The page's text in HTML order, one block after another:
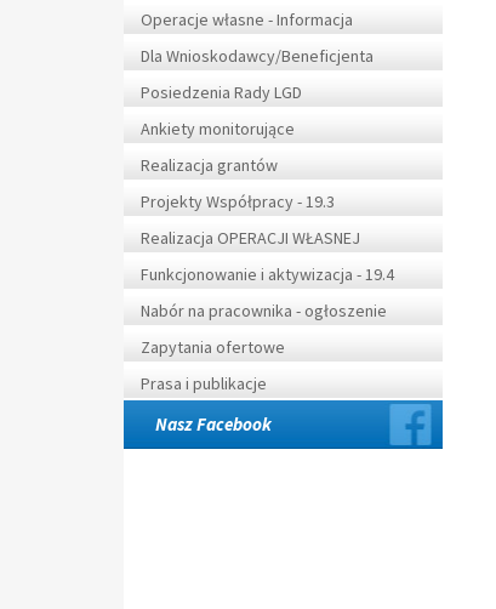
Operacje własne - Informacja
Dla Wnioskodawcy/Beneficjenta
Posiedzenia Rady LGD
Ankiety monitorujące
Realizacja grantów
Projekty Współpracy - 19.3
Realizacja OPERACJI WŁASNEJ
Funkcjonowanie i aktywizacja - 19.4
Nabór na pracownika - ogłoszenie
Zapytania ofertowe
Prasa i publikacje
Nasz Facebook